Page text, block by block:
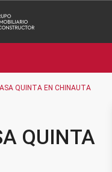
QUINTA EN CHINAUTA
QUINTA